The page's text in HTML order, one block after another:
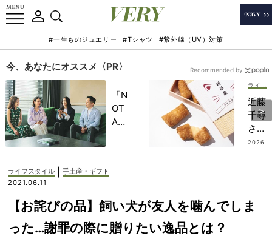
#一生ものジュエリー #Tシャツ #紫外線（UV）対策
今、あなたにオススメ〈PR〉
「N
OT
A
記憶
に一
生残
近藤
千尋
さん
の
4
2026
Recommended by
ライフスタイル
手土産・ギフト
2021.06.11
【お詫びの品】飼い犬が友人を噛んでしま
った…謝罪の際に贈りたい逸品とは？